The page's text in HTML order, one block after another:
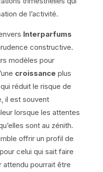
de l’activité.
Interparfums
constructive.
modèles pour
croissance plus
réduit le risque de
il est souvent
lorsque les attentes
sont au zénith.
offrir un profil de
celui qui sait faire
attendu pourrait être